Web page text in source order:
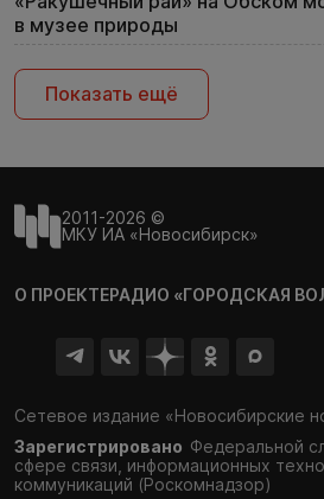
в музее природы
Показать ещё
2011-2026 ©
МКУ ИА «Новосибирск»
О ПРОЕКТЕРАДИО «ГОРОДСКАЯ
Сетевое издание «Новосибирские
Зарегистрировано Федеральной
сфере связи, информационных
коммуникаций (Роскомнадзор)